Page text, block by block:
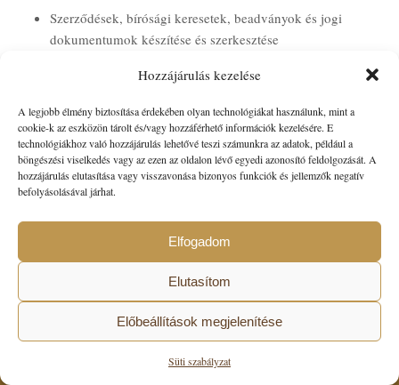
Hozzájárulás kezelése
A legjobb élmény biztosítása érdekében olyan technológiákat használunk, mint a
cookie-k az eszközön tárolt és/vagy hozzáférhető információk kezelésére. E
technológiákhoz való hozzájárulás lehetővé teszi számunkra az adatok, például a
böngészési viselkedés vagy az ezen az oldalon lévő egyedi azonosító feldolgozását. A
hozzájárulás elutasítása vagy visszavonása bizonyos funkciók és jellemzők negatív
befolyásolásával járhat.
Elfogadom
Elutasítom
Előbeállítások megjelenítése
Süti szabályzat
Szerződések, bírósági keresetek, beadványok és jogi
dokumentumok készítése és szerkesztése
Állami szervek és más jogi személyek előtti képviselet
Képviselet büntetőeljárás és közigazgatási eljárás során
© Copyright - Katona